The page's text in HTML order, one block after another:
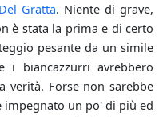
Del Gratta. Niente di grave,
è stata la prima e di certo
pesante da un simile
biancazzurri avrebbero
verità. Forse non sarebbe
impegnato un po' di più ed